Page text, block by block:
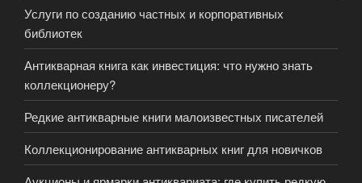
Услуги по созданию частных и корпоративных
библиотек
Антикварная книга как инвестиция: что нужно знать
коллекционеру?
Редкие антикварные книги малоизвестных писателей
Коллекционирование антикварных книг для новичков